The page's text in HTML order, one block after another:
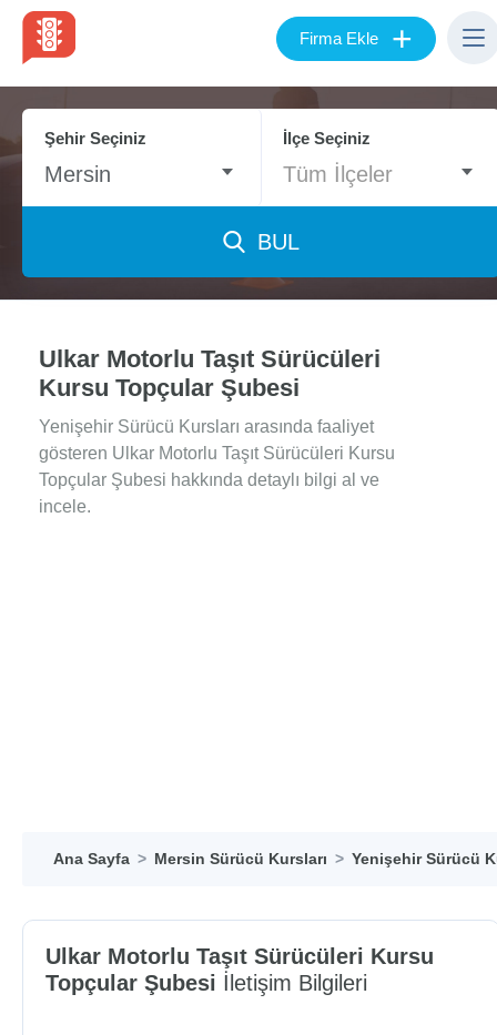
Firma Ekle +
Şehir Seçiniz
Mersin
İlçe Seçiniz
Tüm İlçeler
BUL
Ulkar Motorlu Taşıt Sürücüleri
Kursu Topçular Şubesi
Yenişehir Sürücü Kursları arasında faaliyet
gösteren Ulkar Motorlu Taşıt Sürücüleri Kursu
Topçular Şubesi hakkında detaylı bilgi al ve
incele.
Ana Sayfa Mersin Sürücü Kursları Yenişehir Sürücü
Ulkar Motorlu Taşıt Sürücüleri Kursu
Topçular Şubesi İletişim Bilgileri